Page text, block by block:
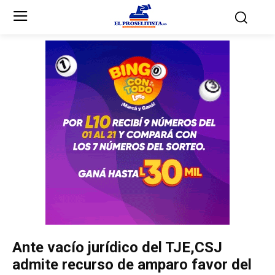
Partidos Políticos
Partido Liberal
Unificación Democrática
Anticorrupción
Partidos Políticos
Partido Liberal
Unificación Democrática
Anticorrupción
Ante vacío jurídico del TJE,CSJ
admite recurso de amparo favor del